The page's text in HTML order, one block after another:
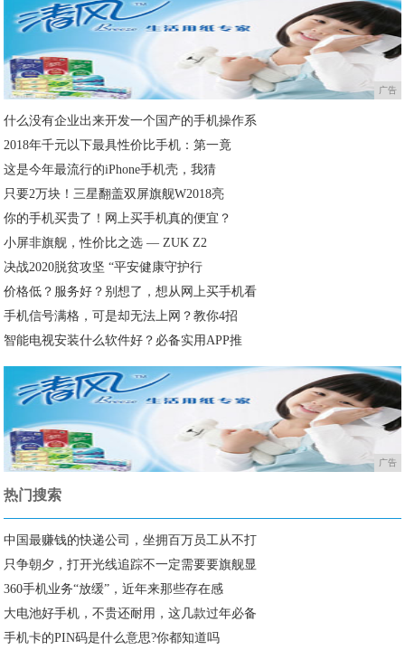
广告
什么没有企业出来开发一个国产的手机操作系
2018年千元以下最具性价比手机：第一竟
这是今年最流行的iPhone手机壳，我猜
只要2万块！三星翻盖双屏旗舰W2018亮
你的手机买贵了！网上买手机真的便宜？
小屏非旗舰，性价比之选 — ZUK Z2
决战2020脱贫攻坚 “平安健康守护行
价格低？服务好？别想了，想从网上买手机看
手机信号满格，可是却无法上网？教你4招
智能电视安装什么软件好？必备实用APP推
广告
热门搜索
中国最赚钱的快递公司，坐拥百万员工从不打
只争朝夕，打开光线追踪不一定需要要旗舰显
360手机业务“放缓”，近年来那些存在感
大电池好手机，不贵还耐用，这几款过年必备
手机卡的PIN码是什么意思?你都知道吗